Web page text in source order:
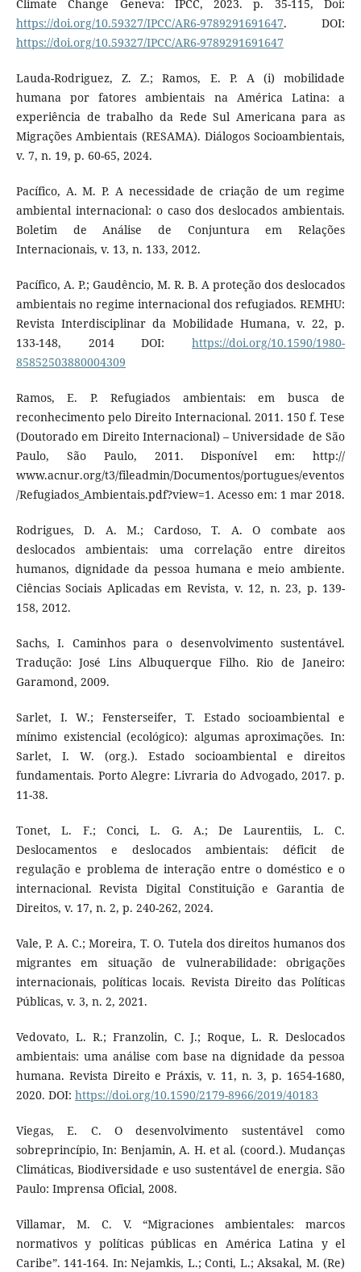
Climate Change Geneva: IPCC, 2023. p. 35-115, Doi:
https://doi.org/10.59327/IPCC/AR6-9789291691647. DOI:
https://doi.org/10.59327/IPCC/AR6-9789291691647
Lauda-Rodriguez, Z. Z.; Ramos, E. P. A (i) mobilidade
humana por fatores ambientais na América Latina: a
experiência de trabalho da Rede Sul Americana para as
Migrações Ambientais (RESAMA). Diálogos Socioambientais,
v. 7, n. 19, p. 60-65, 2024.
Pacífico, A. M. P. A necessidade de criação de um regime
ambiental internacional: o caso dos deslocados ambientais.
Boletim de Análise de Conjuntura em Relações
Internacionais, v. 13, n. 133, 2012.
Pacífico, A. P.; Gaudêncio, M. R. B. A proteção dos deslocados
ambientais no regime internacional dos refugiados. REMHU:
Revista Interdisciplinar da Mobilidade Humana, v. 22, p.
133-148, 2014 DOI:https://doi.org/10.1590/1980-
85852503880004309
Ramos, E. P. Refugiados ambientais: em busca de
reconhecimento pelo Direito Internacional. 2011. 150 f. Tese
(Doutorado em Direito Internacional) – Universidade de São
Paulo, São Paulo, 2011. Disponível em: http://
www.acnur.org/t3/fileadmin/Documentos/portugues/eventos
/Refugiados_Ambientais.pdf?view=1. Acesso em: 1 mar 2018.
Rodrigues, D. A. M.; Cardoso, T. A. O combate aos
deslocados ambientais: uma correlação entre direitos
humanos, dignidade da pessoa humana e meio ambiente.
Ciências Sociais Aplicadas em Revista, v. 12, n. 23, p. 139-
158, 2012.
Sachs, I. Caminhos para o desenvolvimento sustentável.
Tradução: José Lins Albuquerque Filho. Rio de Janeiro:
Garamond, 2009.
Sarlet, I. W.; Fensterseifer, T. Estado socioambiental e
mínimo existencial (ecológico): algumas aproximações. In:
Sarlet, I. W. (org.). Estado socioambiental e direitos
fundamentais. Porto Alegre: Livraria do Advogado, 2017. p.
11-38.
Tonet, L. F.; Conci, L. G. A.; De Laurentiis, L. C.
Deslocamentos e deslocados ambientais: déficit de
regulação e problema de interação entre o doméstico e o
internacional. Revista Digital Constituição e Garantia de
Direitos, v. 17, n. 2, p. 240-262, 2024.
Vale, P. A. C.; Moreira, T. O. Tutela dos direitos humanos dos
migrantes em situação de vulnerabilidade: obrigações
internacionais, políticas locais. Revista Direito das Políticas
Públicas, v. 3, n. 2, 2021.
Vedovato, L. R.; Franzolin, C. J.; Roque, L. R. Deslocados
ambientais: uma análise com base na dignidade da pessoa
humana. Revista Direito e Práxis, v. 11, n. 3, p. 1654-1680,
2020. DOI: https://doi.org/10.1590/2179-8966/2019/40183
Viegas, E. C. O desenvolvimento sustentável como
sobreprincípio, In: Benjamin, A. H. et al. (coord.). Mudanças
Climáticas, Biodiversidade e uso sustentável de energia. São
Paulo: Imprensa Oficial, 2008.
Villamar, M. C. V. “Migraciones ambientales: marcos
normativos y políticas públicas en América Latina y el
Caribe”. 141-164. In: Nejamkis, L.; Conti, L.; Aksakal, M. (Re)